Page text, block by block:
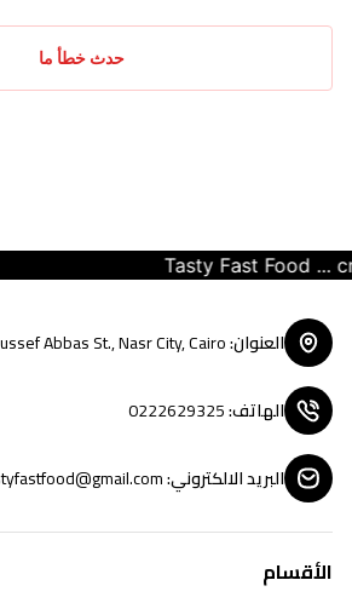
حدث خطأ ما
Tasty Fast Food ...
العنوان:
Abbas St., Nasr City, Cairo
الهاتف:
0222629325
البريد الالكتروني:
الأقسام